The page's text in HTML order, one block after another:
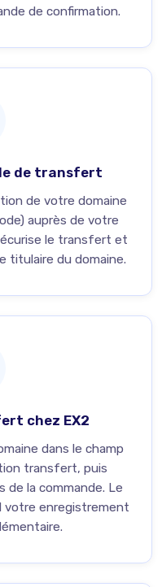
de confirmation.
de transfert
de votre domaine
auprès de votre
le transfert et
titulaire du domaine.
chez EX2
dans le champ
transfert, puis
de la commande. Le
votre enregistrement